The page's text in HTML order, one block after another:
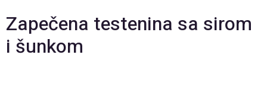
Zapečena testenina sa sirom
i šunkom